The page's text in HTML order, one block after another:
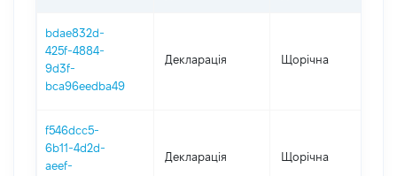
bdae832d-
425f-4884-
9d3f-
bca96eedba49
Декларація Щорічна
f546dcc5-
6b11-4d2d-
aeef-
Декларація Щорічна